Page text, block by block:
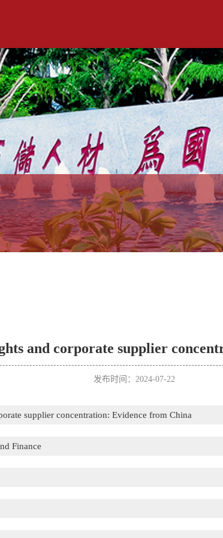
and corporate supplier
发布时间：2024-07-22
supplier concentration: Evidence from China
Finance